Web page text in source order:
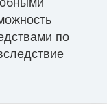
по